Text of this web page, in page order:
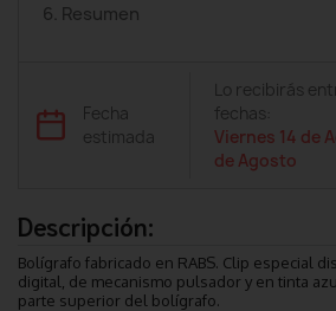
6. Resumen
Fecha
estimada
Lo recibirás
fechas:
Viernes 14 de
de Agosto
Descripción:
Bolígrafo fabricado en RABS. Clip especial
digital, de mecanismo pulsador y en tinta
parte superior del bolígrafo.